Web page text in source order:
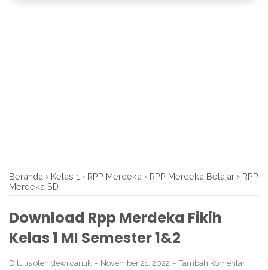
Beranda › Kelas 1 › RPP Merdeka › RPP Merdeka Belajar › RPP
Merdeka SD
Download Rpp Merdeka Fikih
Kelas 1 MI Semester 1&2
Ditulis oleh dewi cantik November 21, 2022 Tambah Komentar